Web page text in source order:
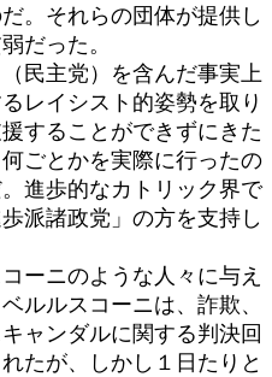
。それらの団体が提供し
だった。
民主党）を含んだ事実上
レイシスト的姿勢を取り
することができずにきた
ごとかを実際に行ったの
進歩的なカトリック界で
派諸政党」の方を支持し
ーニのような人々に与え
ルルスコーニは、詐欺、
ャンダルに関する判決回
たが、しかし１日たりと